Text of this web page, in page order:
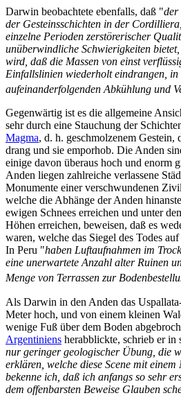
Darwin beobachtete ebenfalls, daß "der
der Gesteinsschichten in der
einzelne Perioden zerstörerischer
unüberwindliche Schwierigkeiten
wird, daß die Massen von einst
Einfallslinien wiederholt eindrangen, in
aufeinanderfolgenden Abkühlung und
Gegenwärtig ist es die allgemeine
sehr durch eine Stauchung der
Magma, d. h. geschmolzenem Gestein,
drang und sie emporhob. Die Anden
einige davon überaus hoch und enorm
Anden liegen zahlreiche verlassene
Monumente einer verschwundenen
welche die Abhänge der Anden
ewigen Schnees erreichen und unter
Höhen erreichen, beweisen, daß es
waren, welche das Siegel des Todes
In Peru "haben Luftaufnahmen im
eine unerwartete Anzahl alter Ruinen
Menge von Terrassen zur
Als Darwin in den Anden das
Meter hoch, und von einem kleinen
wenige Fuß über dem Boden
Argentiniens herabblickte, schrieb er in
nur geringer geologischer Übung, die
erklären, welche diese Scene mit
bekenne ich, daß ich anfangs so sehr
dem offenbarsten Beweise Glauben